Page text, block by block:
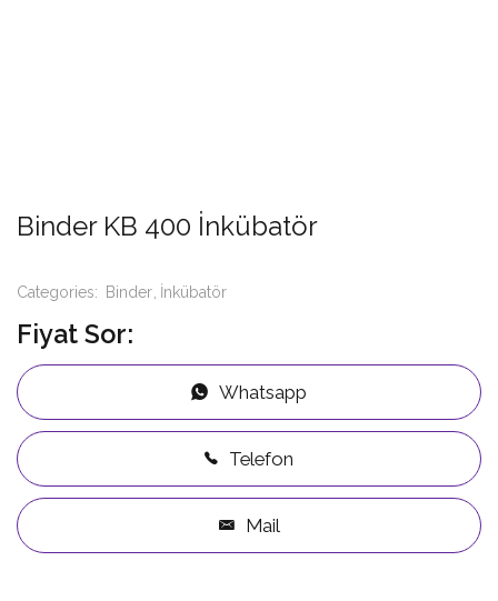
Binder KB 400 İnkübatör
Categories: Binder İnkübatör
Fiyat Sor:
Whatsapp
Telefon
Mail